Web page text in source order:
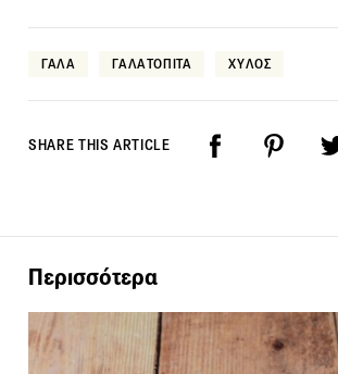
ΓΑΛΑ ΓΑΛΑΤΟΠΙΤΑ ΧΥΛΟΣ
SHARE THIS ARTICLE
Περισσότερα